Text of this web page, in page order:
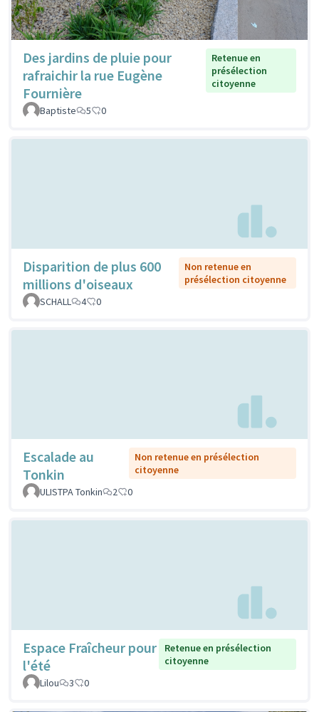
Des jardins de pluie pour
rafraichir la rue Eugène
Fournière
Retenue en
présélection
citoyenne
Baptiste 5 0
Disparition de plus 600
millions d'oiseaux
Non retenue en
présélection citoyenne
SCHALL
4 0
Escalade au
Tonkin
Non retenue en présélection
citoyenne
ULISTPA Tonkin
2 0
Espace Fraîcheur pour
l'été
Retenue en présélection
citoyenne
Lilou
3 0